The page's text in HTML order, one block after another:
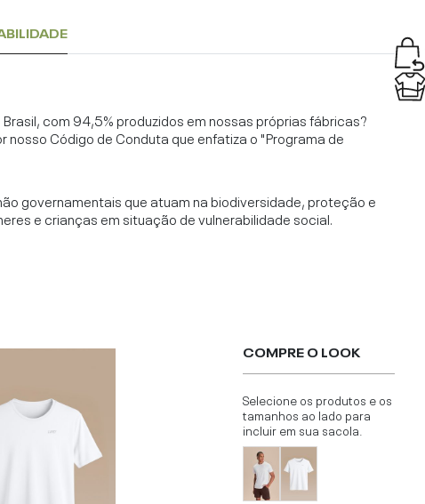
com 94,5% produzidos em nossas próprias fábricas?
Código de Conduta que enfatiza o "Programa de
governamentais que atuam na biodiversidade, proteção e
e crianças em situação de vulnerabilidade social.
COMPRE O LOOK
Selecione os produtos e os
tamanhos ao lado para
incluir em sua sacola.